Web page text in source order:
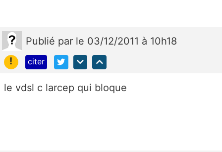
Publié par le 03/12/2011 à 10h18
!
citer
le vdsl c larcep qui bloque